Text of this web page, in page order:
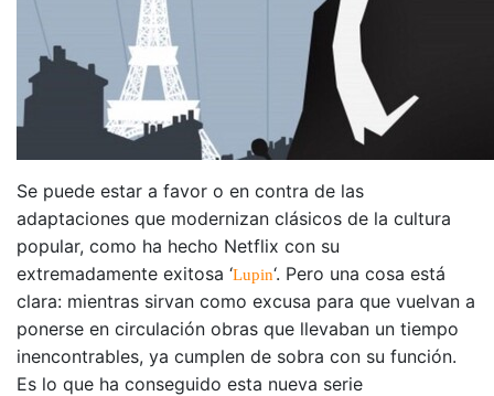
Se puede estar a favor o en contra de las
adaptaciones que modernizan clásicos de la cultura
popular, como ha hecho Netflix con su
extremadamente exitosa ‘Lupin‘. Pero una cosa está
clara: mientras sirvan como excusa para que vuelvan a
ponerse en circulación obras que llevaban un tiempo
inencontrables, ya cumplen de sobra con su función.
Es lo que ha conseguido esta nueva serie